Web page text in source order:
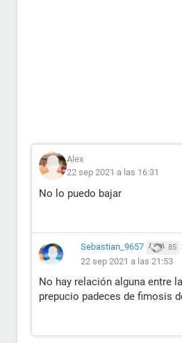
Alex
22 sep 2021 a las 16:31
No lo puedo bajar
Sebastian_9657 85
22 sep 2021 a las 21:53
No hay relación alguna entre
prepucio padeces de fimosis